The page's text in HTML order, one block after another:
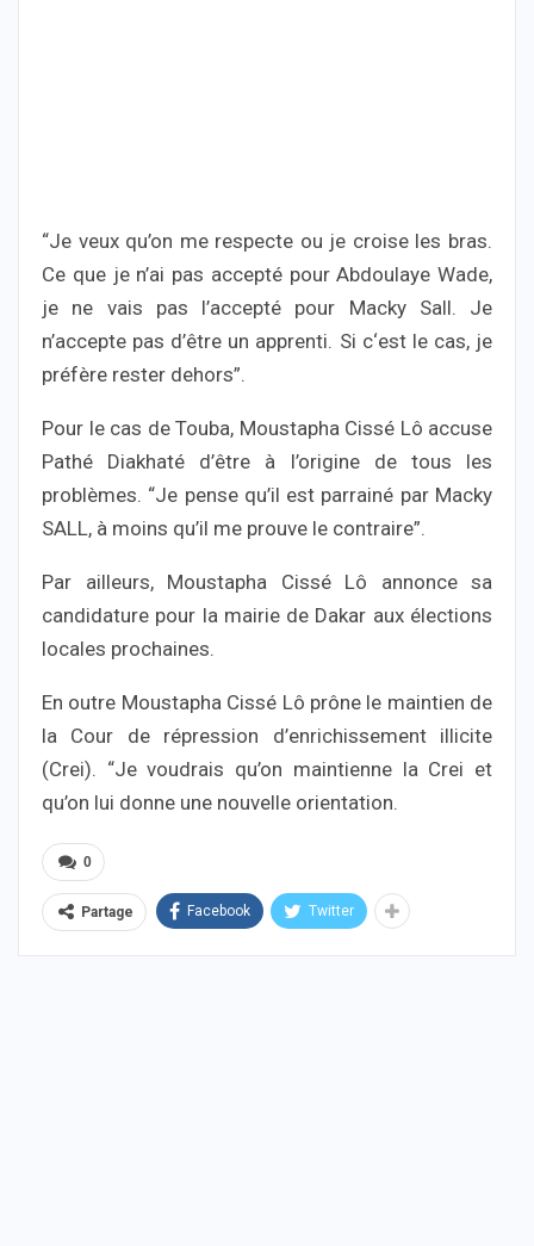
“Je veux qu’on me respecte ou je croise les bras.
Ce que je n’ai pas accepté pour Abdoulaye Wade,
je ne vais pas l’accepté pour Macky Sall. Je
n’accepte pas d’être un apprenti. Si c‘est le cas, je
préfère rester dehors”.
Pour le cas de Touba, Moustapha Cissé Lô accuse
Pathé Diakhaté d’être à l’origine de tous les
problèmes. “Je pense qu’il est parrainé par Macky
SALL, à moins qu’il me prouve le contraire”.
Par ailleurs, Moustapha Cissé Lô annonce sa
candidature pour la mairie de Dakar aux élections
locales prochaines.
En outre Moustapha Cissé Lô prône le maintien de
la Cour de répression d’enrichissement illicite
(Crei). “Je voudrais qu’on maintienne la Crei et
qu’on lui donne une nouvelle orientation.
0
Partage Facebook Twitter